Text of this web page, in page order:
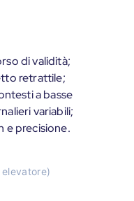
di validità;
retrattile;
a basse
variabili;
e precisione.